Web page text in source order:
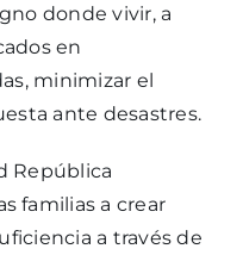
donde vivir, a
en
minimizar el
ante desastres.
República
familias a crear
a través de